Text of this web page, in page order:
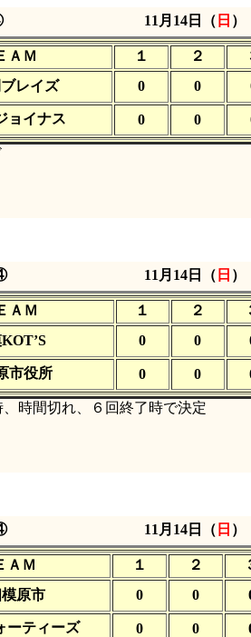
11月14日（ 日
ＡＭ １ ２
レイズ
0 0
ョイナス 0 0
11月14日（ 日
ＡＭ １ ２
0 0
市役所 0 0
時間切れ、６回終了時で決定
11月14日（ 日
ＡＭ １ ２
原市
0 0
ーティーズ 0 0